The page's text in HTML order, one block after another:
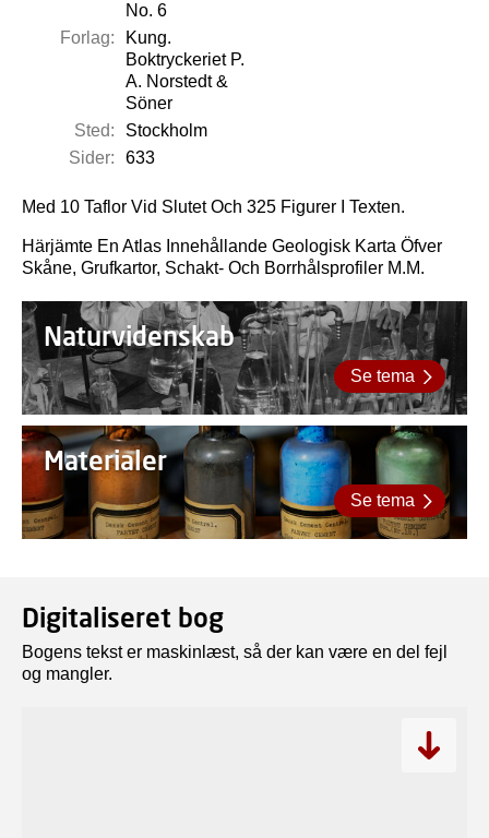
No. 6
Forlag:
Kung.
Boktryckeriet P.
A. Norstedt &
Söner
Sted:
Stockholm
Sider:
633
Med 10 Taflor Vid Slutet Och 325 Figurer I Texten.
Härjämte En Atlas Innehållande Geologisk Karta Öfver
Skåne, Grufkartor, Schakt- Och Borrhålsprofiler M.M.
Naturvidenskab
Se tema
Materialer
Se tema
Digitaliseret bog
Bogens tekst er maskinlæst, så der kan være en del fejl
og mangler.